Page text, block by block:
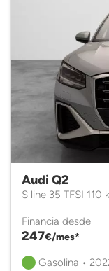
Audi Q2
S line 35 TFSI
Financia desde
247€/mes*
Gasolina •